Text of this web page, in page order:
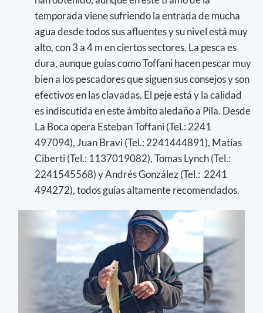
temporada viene sufriendo la entrada de mucha
agua desde todos sus afluentes y su nivel está muy
alto, con 3 a 4 m en ciertos sectores. La pesca es
dura, aunque guías como Toffani hacen pescar muy
bien a los pescadores que siguen sus consejos y son
efectivos en las clavadas. El peje está y la calidad
es indiscutida en este ámbito aledaño a Pila. Desde
La Boca opera Esteban Toffani (Tel.: 2241
497094), Juan Bravi (Tel.: 2241444891), Matías
Ciberti (Tel.: 1137019082), Tomas Lynch (Tel.:
2241545568) y Andrés González (Tel.: 2241
494272), todos guías altamente recomendados.